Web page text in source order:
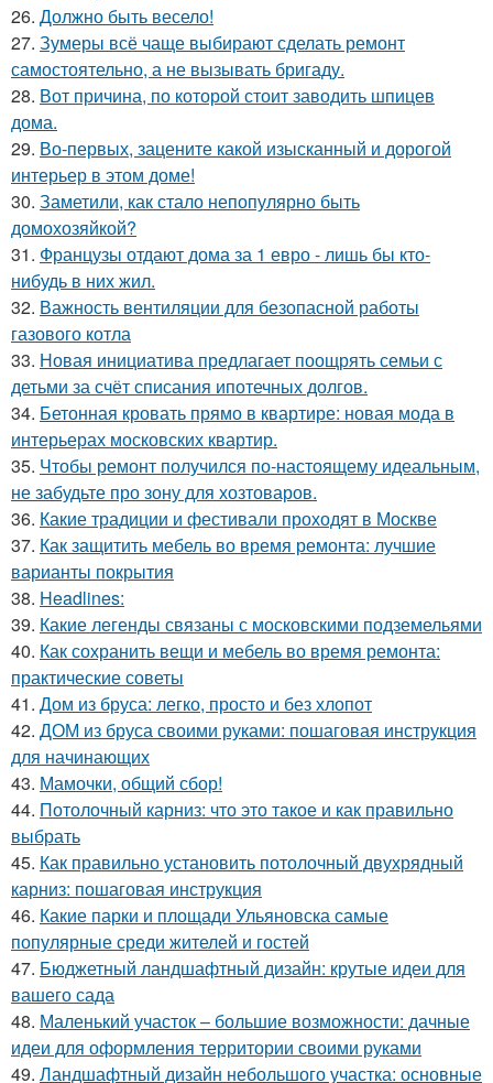
26. Должно быть весело!
27. Зумеры всё чаще выбирают сделать ремонт
самостоятельно, а не вызывать бригаду.
28. Вот причина, по которой стоит заводить шпицев
дома.
29. Во-первых, зацените какой изысканный и дорогой
интерьер в этом доме!
30. Заметили, как стало непопулярно быть
домохозяйкой?
31. Французы отдают дома за 1 евро - лишь бы кто-
нибудь в них жил.
32. Важность вентиляции для безопасной работы
газового котла
33. Новая инициатива предлагает поощрять семьи с
детьми за счёт списания ипотечных долгов.
34. Бетонная кровать прямо в квартире: новая мода в
интерьерах московских квартир.
35. Чтобы ремонт получился по-настоящему идеальным,
не забудьте про зону для хозтоваров.
36. Какие традиции и фестивали проходят в Москве
37. Как защитить мебель во время ремонта: лучшие
варианты покрытия
38. Headlines:
39. Какие легенды связаны с московскими подземельями
40. Как сохранить вещи и мебель во время ремонта:
практические советы
41. Дом из бруса: легко, просто и без хлопот
42. ДОМ из бруса своими руками: пошаговая инструкция
для начинающих
43. Мамочки, общий сбор!
44. Потолочный карниз: что это такое и как правильно
выбрать
45. Как правильно установить потолочный двухрядный
карниз: пошаговая инструкция
46. Какие парки и площади Ульяновска самые
популярные среди жителей и гостей
47. Бюджетный ландшафтный дизайн: крутые идеи для
вашего сада
48. Маленький участок – большие возможности: дачные
идеи для оформления территории своими руками
49. Ландшафтный дизайн небольшого участка: основные